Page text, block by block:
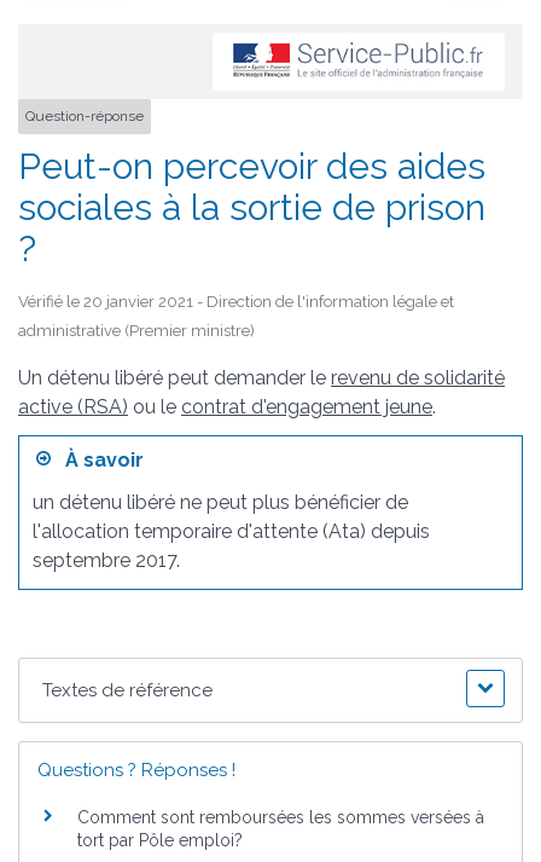
Question-réponse
Peut-on percevoir des aides
sociales à la sortie de prison
?
Vérifié le 20 janvier 2021 - Direction de l'information légale et
administrative (Premier ministre)
Un détenu libéré peut demander le revenu de solidarité
active (RSA) ou le contrat d'engagement jeune.
À savoir
un détenu libéré ne peut plus bénéficier de
l'allocation temporaire d'attente (Ata) depuis
septembre 2017.
Textes de référence
Questions ? Réponses !
Comment sont remboursées les sommes versées à
tort par Pôle emploi?